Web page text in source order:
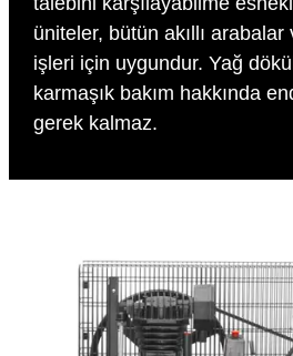
üniteler, bütün akıllı arabalar
işleri için uygundur. Yağ
karmaşık bakım hakkında
gerek kalmaz.